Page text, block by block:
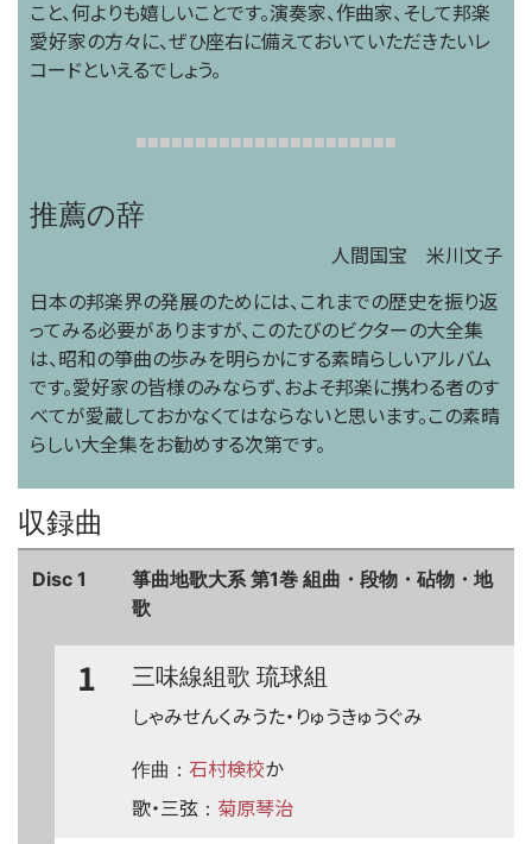
こと、何よりも嬉しいことです。演奏家、作曲家、そして邦楽
愛好家の方々に、ぜひ座右に備えておいていただきたいレ
コードといえるでしょう。
■■■■■■■■■■■■■■■■■■■■■■
推薦の辞
人間国宝 米川文子
日本の邦楽界の発展のためには、これまでの歴史を振り返
ってみる必要がありますが、このたびのビクターの大全集
は、昭和の箏曲の歩みを明らかにする素晴らしいアルバム
です。愛好家の皆様のみならず、およそ邦楽に携わる者のす
べてが愛蔵しておかなくてはならないと思います。この素晴
らしい大全集をお勧めする次第です。
収録曲
Disc 1
箏曲地歌大系 第1巻 組曲・段物・砧物・地
歌
1
三味線組歌 琉球組
しゃみせんくみうた・りゅうきゅうぐみ
作曲： 石村検校か
歌・三弦 ： 菊原琴治